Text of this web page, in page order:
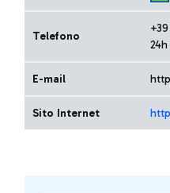
Telefono
E-mail
Sito Internet